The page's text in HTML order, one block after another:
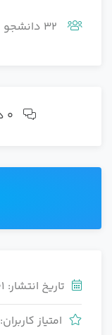
32 دانشجو
0 دیدگاه
تاریخ انتشار: 1401-03-16
امتیاز کاربران: